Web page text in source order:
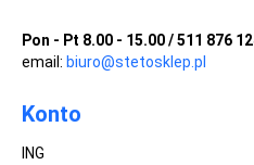
Pon - Pt 8.00 - 15.00 / 511 876
email: biuro@stetosklep.pl
Konto
ING